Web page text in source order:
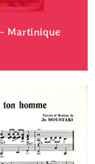
Martinique